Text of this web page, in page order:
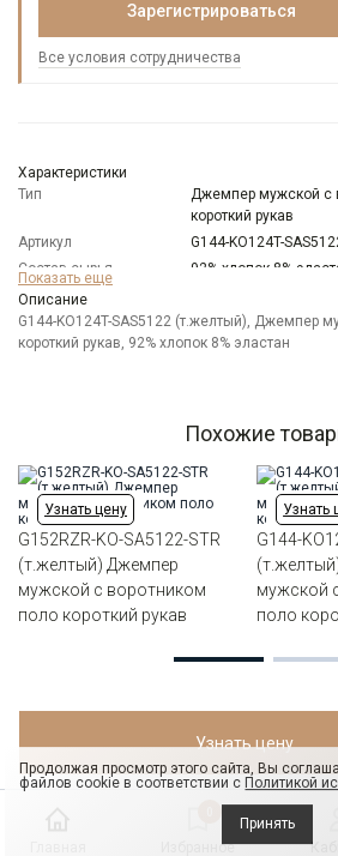
Зарегистрироваться
Все условия сотрудничества
Характеристики
Тип
Джемпер мужской с
короткий рукав
Артикул
G144-KO124T-
Состав сырья
92% хлопок 8%
Модель
Цвет
Желтый
Ворот
Из основной ткани на
Показать еще
Описание
G144-KO124T-SAS5122 (т.желтый), Джемпер
короткий рукав, 92% хлопок 8% эластан
Похожие
Узнать цену
G152RZR-KO-SA5122-STR
(т.желтый) Джемпер
мужской с воротником
поло короткий рукав
Узнать
G144-
мужской
поло
Узнать цену
Избранное
Продолжая просмотр этого сайта, Вы
файлов cookie в соответствии с Политикой
Принять